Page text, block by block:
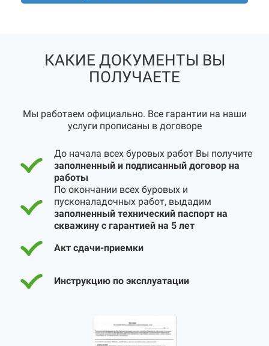
КАКИЕ ДОКУМЕНТЫ ВЫ
ПОЛУЧАЕТЕ
Мы работаем официально. Все гарантии на наши
услуги прописаны в договоре
До начала всех буровых работ Вы получите
заполненный и подписанный договор на
работы
По окончании всех буровых и
пусконаладочных работ, выдадим
заполненный технический паспорт на
скважину с гарантией на 5 лет
Акт сдачи-приемки
Инструкцию по эксплуатации